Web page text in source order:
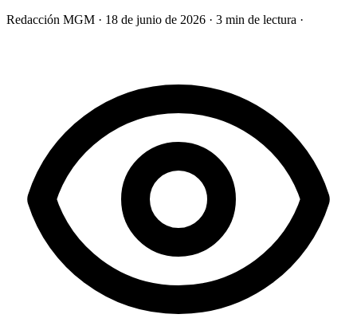
Redacción MGM · 18 de junio de 2026 · 3 min de lectura ·